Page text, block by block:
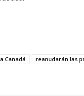
Canadá
reanudarán las